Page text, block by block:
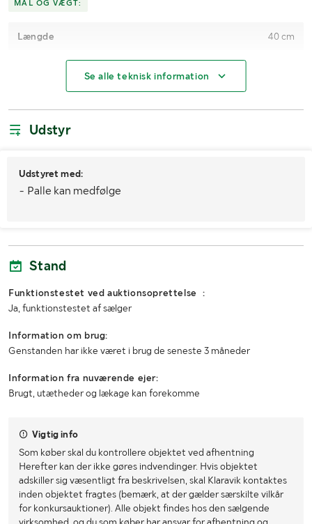
MÅL OG VÆGT:
Længde 40 cm
Se alle teknisk information
Udstyr
Udstyret med:
- Palle kan medfølge
Stand
Funktionstestet ved auktionsoprettelse :
Ja, funktionstestet af sælger
Information om brug:
Genstanden har ikke været i brug de seneste 3 måneder
Information fra nuværende ejer:
Brugt, utætheder og lækage kan forekomme
Vigtig info
Som køber skal du kontrollere objektet ved afhentning
Herefter kan der ikke gøres indvendinger. Hvis objektet
adskiller sig væsentligt fra beskrivelsen, skal Klaravik kontaktes
inden objektet fragtes (bemærk, at der gælder særskilte vilkår
for konkursauktioner). Alle objekt findes hos den sælgende